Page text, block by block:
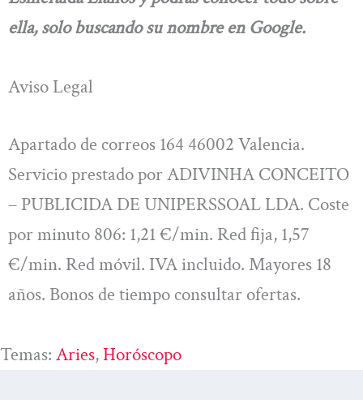
ella, solo buscando su nombre en Google.
Aviso Legal
Apartado de correos 164 46002 Valencia.
Servicio prestado por ADIVINHA CONCEITO
– PUBLICIDA DE UNIPERSSOAL LDA. Coste
por minuto 806: 1,21 €/min. Red fija, 1,57
€/min. Red móvil. IVA incluido. Mayores 18
años. Bonos de tiempo consultar ofertas.
Temas: Aries, Horóscopo